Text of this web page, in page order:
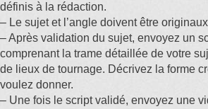
définis à la rédaction.
– Le sujet et l’angle doivent être
– Après validation du sujet, envoyez un
comprenant la trame détaillée de votre
de lieux de tournage. Décrivez la forme
voulez donner.
– Une fois le script validé, envoyez une